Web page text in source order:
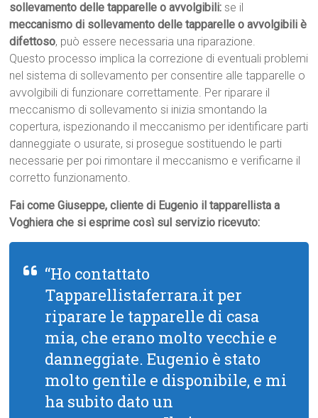
sollevamento delle tapparelle o avvolgibili: se il
meccanismo di sollevamento delle tapparelle o avvolgibili è
difettoso, può essere necessaria una riparazione.
Questo processo implica la correzione di eventuali problemi
nel sistema di sollevamento per consentire alle tapparelle o
avvolgibili di funzionare correttamente. Per riparare il
meccanismo di sollevamento si inizia smontando la
copertura, ispezionando il meccanismo per identificare parti
danneggiate o usurate, si prosegue sostituendo le parti
necessarie per poi rimontare il meccanismo e verificarne il
corretto funzionamento.
Fai come Giuseppe, cliente di Eugenio il tapparellista a
Voghiera che si esprime così sul servizio ricevuto:
“Ho contattato
Tapparellistaferrara.it per
riparare le tapparelle di casa
mia, che erano molto vecchie e
danneggiate. Eugenio è stato
molto gentile e disponibile, e mi
ha subito dato un